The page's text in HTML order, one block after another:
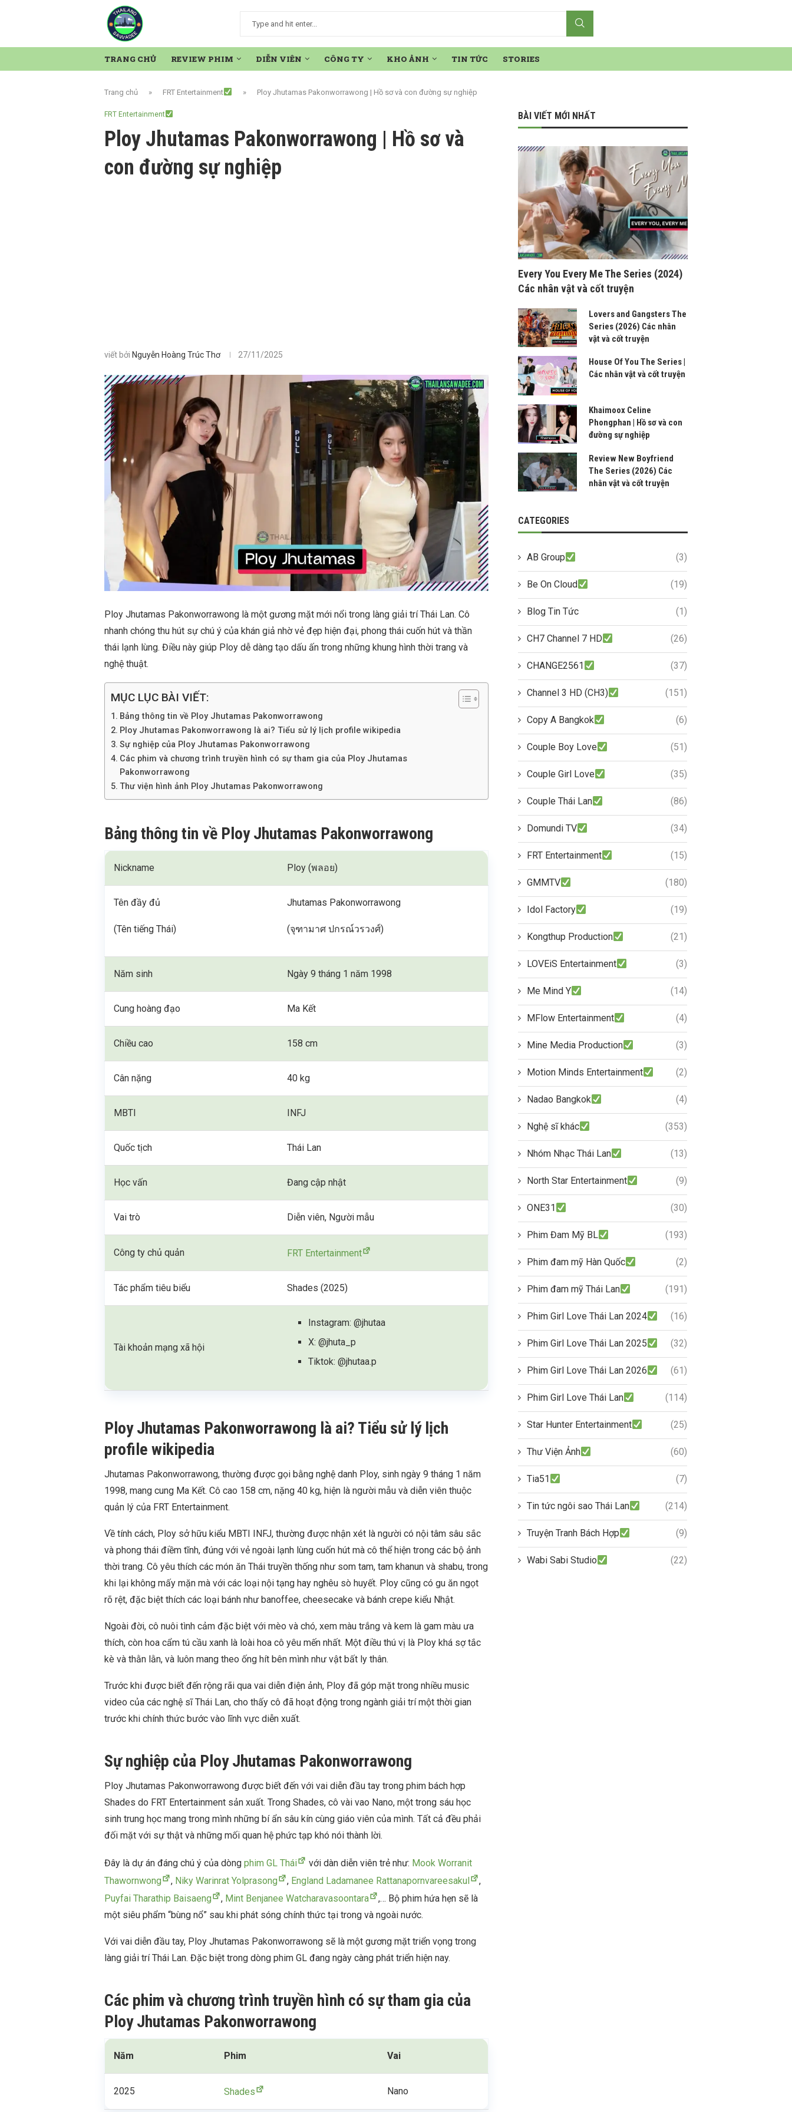
TRANG CHỦ REVIEW PHIM DIỄN VIÊN CÔNG TY KHO ẢNH TIN TỨC STORIES
Trang chủ » FRT Entertainment » Ploy Jhutamas Pakonworrawong | Hồ sơ và con đường sự nghiệp
FRT Entertainment
Ploy Jhutamas Pakonworrawong | Hồ sơ và
con đường sự nghiệp
viết bởi Nguyễn Hoàng Trúc Thơ 27/11/2025
Ploy Jhutamas Pakonworrawong là một gương mặt mới nổi trong làng giải trí Thái Lan. Cô
nhanh chóng thu hút sự chú ý của khán giả nhờ vẻ đẹp hiện đại, phong thái cuốn hút và thần
thái lạnh lùng. Điều này giúp Ploy dễ dàng tạo dấu ấn trong những khung hình thời trang và
nghệ thuật.
MỤC LỤC BÀI VIẾT:
Bảng thông tin về Ploy Jhutamas Pakonworrawong
Ploy Jhutamas Pakonworrawong là ai? Tiểu sử lý lịch profile wikipedia
Sự nghiệp của Ploy Jhutamas Pakonworrawong
Các phim và chương trình truyền hình có sự tham gia của Ploy Jhutamas
Pakonworrawong
Thư viện hình ảnh Ploy Jhutamas Pakonworrawong
Bảng thông tin về Ploy Jhutamas Pakonworrawong
Nickname Ploy (พลอย)
Tên đầy đủ
(Tên tiếng Thái)
Jhutamas Pakonworrawong
(จุฑามาศ ปกรณ์วรวงศ์)
Năm sinh Ngày 9 tháng 1 năm 1998
Cung hoàng đạo Ma Kết
Chiều cao 158 cm
Cân nặng 40 kg
MBTI INFJ
Quốc tịch Thái Lan
Học vấn Đang cập nhật
Vai trò Diễn viên, Người mẫu
Công ty chủ quản FRT Entertainment
Tác phẩm tiêu biểu Shades (2025)
Tài khoản mạng xã hội
Instagram: @jhutaa
X: @jhuta_p
Tiktok: @jhutaa.p
Ploy Jhutamas Pakonworrawong là ai? Tiểu sử lý lịch
profile wikipedia
Jhutamas Pakonworrawong, thường được gọi bằng nghệ danh Ploy, sinh ngày 9 tháng 1 năm
1998, mang cung Ma Kết. Cô cao 158 cm, nặng 40 kg, hiện là người mẫu và diễn viên thuộc
quản lý của FRT Entertainment.
Về tính cách, Ploy sở hữu kiểu MBTI INFJ, thường được nhận xét là người có nội tâm sâu sắc
và phong thái điềm tĩnh, đúng với vẻ ngoài lạnh lùng cuốn hút mà cô thể hiện trong các bộ ảnh
thời trang. Cô yêu thích các món ăn Thái truyền thống như som tam, tam khanun và shabu, trong
khi lại không mấy mặn mà với các loại nội tạng hay nghêu sò huyết. Ploy cũng có gu ăn ngọt
rõ rệt, đặc biệt thích các loại bánh như banoffee, cheesecake và bánh crepe kiểu Nhật.
Ngoài đời, cô nuôi tình cảm đặc biệt với mèo và chó, xem màu trắng và kem là gam màu ưa
thích, còn hoa cẩm tú cầu xanh là loài hoa cô yêu mến nhất. Một điều thú vị là Ploy khá sợ tắc
kè và thằn lằn, và luôn mang theo ống hít bên mình như vật bất ly thân.
Trước khi được biết đến rộng rãi qua vai diễn điện ảnh, Ploy đã góp mặt trong nhiều music
video của các nghệ sĩ Thái Lan, cho thấy cô đã hoạt động trong ngành giải trí một thời gian
trước khi chính thức bước vào lĩnh vực diễn xuất.
Sự nghiệp của Ploy Jhutamas Pakonworrawong
Ploy Jhutamas Pakonworrawong được biết đến với vai diễn đầu tay trong phim bách hợp
Shades do FRT Entertainment sản xuất. Trong Shades, cô vài vao Nano, một trong sáu học
sinh trung học mang trong mình những bí ẩn sâu kín cùng giáo viên của mình. Tất cả đều phải
đối mặt với sự thật và những mối quan hệ phức tạp khó nói thành lời.
Đây là dự án đáng chú ý của dòng phim GL Thái với dàn diễn viên trẻ như: Mook Worranit
Thawornwong
, Niky Warinrat Yolprasong , England Ladamanee Rattanapornvareesakul
,
Puyfai Tharathip Baisaeng
, Mint Benjanee Watcharavasoontara
,… Bộ phim hứa hẹn sẽ là
một siêu phẩm “bùng nổ” sau khi phát sóng chính thức tại trong và ngoài nước.
Với vai diễn đầu tay, Ploy Jhutamas Pakonworrawong sẽ là một gương mặt triển vọng trong
làng giải trí Thái Lan. Đặc biệt trong dòng phim GL đang ngày càng phát triển hiện nay.
Các phim và chương trình truyền hình có sự tham gia của
Ploy Jhutamas Pakonworrawong
Năm Phim Vai
2025 Shades Nano
BÀI VIẾT MỚI NHẤT
Every You Every Me The Series (2024)
Các nhân vật và cốt truyện
Lovers and Gangsters The
Series (2026) Các nhân
vật và cốt truyện
House Of You The Series |
Các nhân vật và cốt truyện
Khaimoox Celine
Phongphan | Hồ sơ và con
đường sự nghiệp
Review New Boyfriend
The Series (2026) Các
nhân vật và cốt truyện
CATEGORIES
AB Group (3)
Be On Cloud (19)
Blog Tin Tức (1)
CH7 Channel 7 HD (26)
CHANGE2561 (37)
Channel 3 HD (CH3) (151)
Copy A Bangkok (6)
Couple Boy Love (51)
Couple Girl Love (35)
Couple Thái Lan (86)
Domundi TV (34)
FRT Entertainment (15)
GMMTV (180)
Idol Factory (19)
Kongthup Production (21)
LOVEiS Entertainment (3)
Me Mind Y (14)
MFlow Entertainment (4)
Mine Media Production (3)
Motion Minds Entertainment (2)
Nadao Bangkok (4)
Nghệ sĩ khác (353)
Nhóm Nhạc Thái Lan (13)
North Star Entertainment (9)
ONE31 (30)
Phim Đam Mỹ BL (193)
Phim đam mỹ Hàn Quốc (2)
Phim đam mỹ Thái Lan (191)
Phim Girl Love Thái Lan 2024 (16)
Phim Girl Love Thái Lan 2025 (32)
Phim Girl Love Thái Lan 2026 (61)
Phim Girl Love Thái Lan (114)
Star Hunter Entertainment (25)
Thư Viện Ảnh (60)
Tia51 (7)
Tin tức ngôi sao Thái Lan (214)
Truyện Tranh Bách Hợp (9)
Wabi Sabi Studio (22)